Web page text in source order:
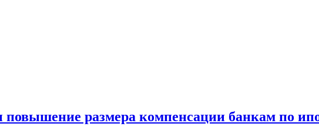
повышение размера компенсации банкам по